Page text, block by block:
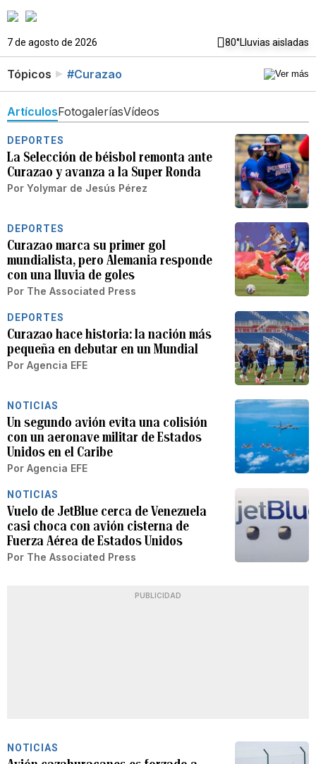
7 de agosto de 2026 80°Lluvias aisladas
Tópicos #Curazao
ArtículosFotogaleríasVídeos
DEPORTES
La Selección de béisbol remonta ante
Curazao y avanza a la Super Ronda
Por Yolymar de Jesús Pérez
DEPORTES
Curazao marca su primer gol
mundialista, pero Alemania responde
con una lluvia de goles
Por The Associated Press
DEPORTES
Curazao hace historia: la nación más
pequeña en debutar en un Mundial
Por Agencia EFE
NOTICIAS
Un segundo avión evita una colisión
con un aeronave militar de Estados
Unidos en el Caribe
Por Agencia EFE
NOTICIAS
Vuelo de JetBlue cerca de Venezuela
casi choca con avión cisterna de
Fuerza Aérea de Estados Unidos
Por The Associated Press
PUBLICIDAD
NOTICIAS